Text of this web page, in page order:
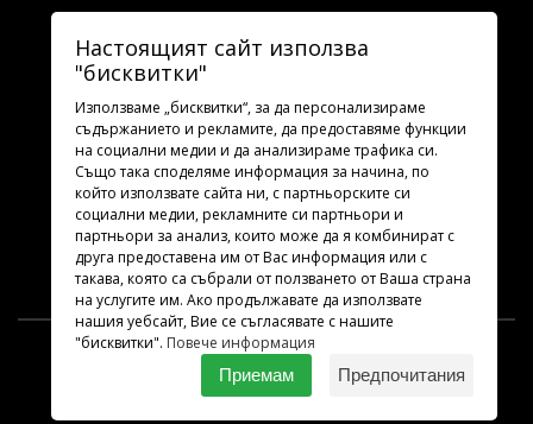
Билетна каса
телефон:
рабoтно време: 10:00 - 19:30
Последвайте ни
2026 © Всички права запазени.
Дизайн и програмиранеУебДизайн
Настоящият сайт използва
"бисквитки"
Използваме „бисквитки“, за да персонализираме
съдържанието и рекламите, да предоставяме функции
на социални медии и да анализираме трафика си.
Също така споделяме информация за начина, по
който използвате сайта ни, с партньорските си
социални медии, рекламните си партньори и
партньори за анализ, които може да я комбинират с
друга предоставена им от Вас информация или с
такава, която са събрали от ползването от Ваша страна
на услугите им. Ако продължавате да използвате
нашия уебсайт, Вие се съгласявате с нашите
"бисквитки". Повече информация
Приемам
Предпочитания